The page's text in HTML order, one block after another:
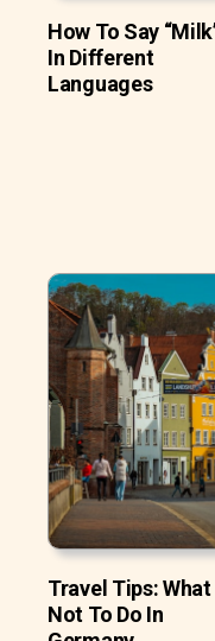
How To Say
In Different
Languages
Travel Tips: What
Not To Do In